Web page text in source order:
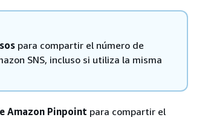
para compartir el número de
SNS, incluso si utiliza la misma
Amazon Pinpoint para compartir el